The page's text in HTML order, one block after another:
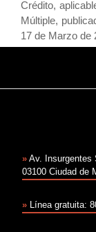
Crédito,
Múltiple,
17 de Marzo de
» Av. Insurgentes
03100 Ciudad de
» Línea gratuita: